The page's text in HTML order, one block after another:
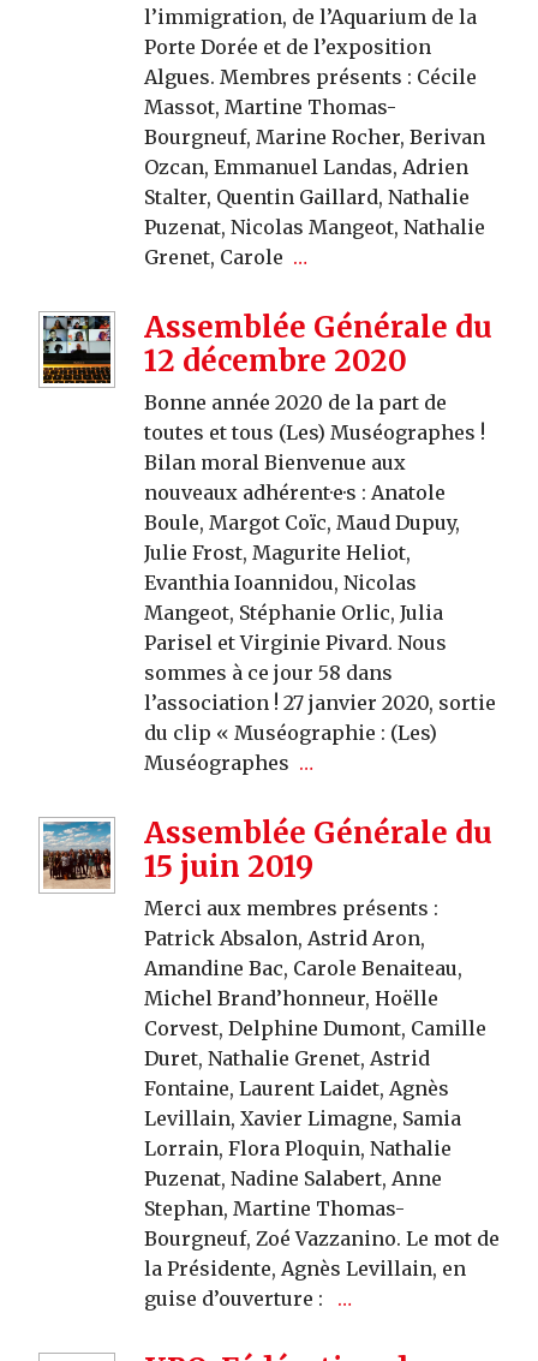
l’immigration, de l’Aquarium de la
Porte Dorée et de l’exposition
Algues. Membres présents : Cécile
Massot, Martine Thomas-
Bourgneuf, Marine Rocher, Berivan
Ozcan, Emmanuel Landas, Adrien
Stalter, Quentin Gaillard, Nathalie
Puzenat, Nicolas Mangeot, Nathalie
Grenet, Carole …
Assemblée Générale du
12 décembre 2020
Bonne année 2020 de la part de
toutes et tous (Les) Muséographes !
Bilan moral Bienvenue aux
nouveaux adhérent·e·s : Anatole
Boule, Margot Coïc, Maud Dupuy,
Julie Frost, Magurite Heliot,
Evanthia Ioannidou, Nicolas
Mangeot, Stéphanie Orlic, Julia
Parisel et Virginie Pivard. Nous
sommes à ce jour 58 dans
l’association ! 27 janvier 2020, sortie
du clip « Muséographie : (Les)
Muséographes …
Assemblée Générale du
15 juin 2019
Merci aux membres présents :
Patrick Absalon, Astrid Aron,
Amandine Bac, Carole Benaiteau,
Michel Brand’honneur, Hoëlle
Corvest, Delphine Dumont, Camille
Duret, Nathalie Grenet, Astrid
Fontaine, Laurent Laidet, Agnès
Levillain, Xavier Limagne, Samia
Lorrain, Flora Ploquin, Nathalie
Puzenat, Nadine Salabert, Anne
Stephan, Martine Thomas-
Bourgneuf, Zoé Vazzanino. Le mot de
la Présidente, Agnès Levillain, en
guise d’ouverture :
…